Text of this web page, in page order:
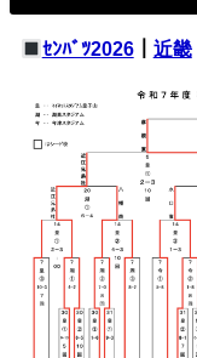
ｾﾝﾊﾞﾂ2026｜ 近畿